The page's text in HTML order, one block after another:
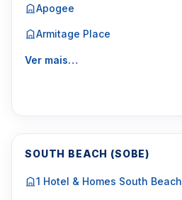
Apogee
Armitage Place
Ver mais…
SOUTH BEACH (SOBE)
1 Hotel & Homes South Beach